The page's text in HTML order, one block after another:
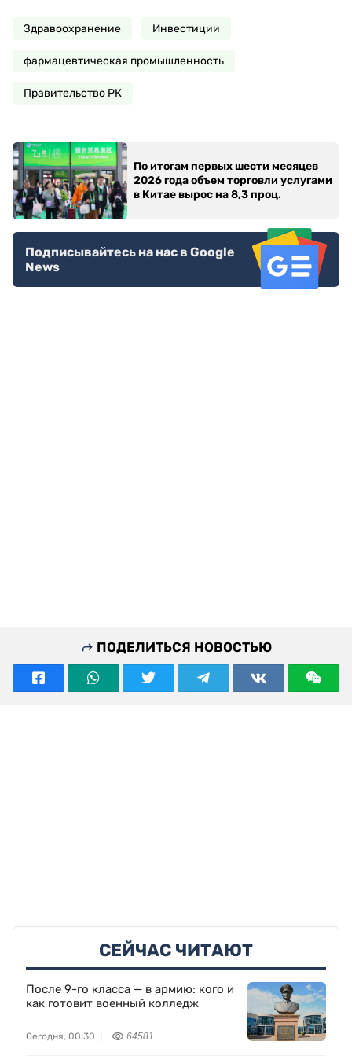
Здравоохранение Инвестиции
фармацевтическая промышленность
Правительство РК
По итогам первых шести месяцев
2026 года объем торговли услугами
в Китае вырос на 8,3 проц.
Подписывайтесь на нас в Google
News
ПОДЕЛИТЬСЯ НОВОСТЬЮ
СЕЙЧАС ЧИТАЮТ
После 9-го класса — в армию: кого и
как готовит военный колледж
Сегодня, 00:30 64581